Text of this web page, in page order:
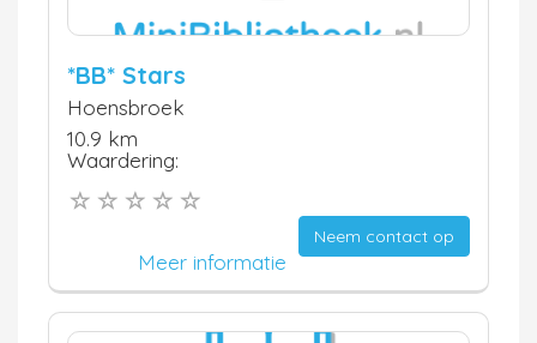
*BB* Stars
Hoensbroek
10.9 km
Waardering:
Neem contact op
Meer informatie